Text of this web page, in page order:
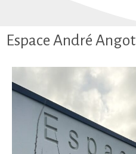
Espace André Angot